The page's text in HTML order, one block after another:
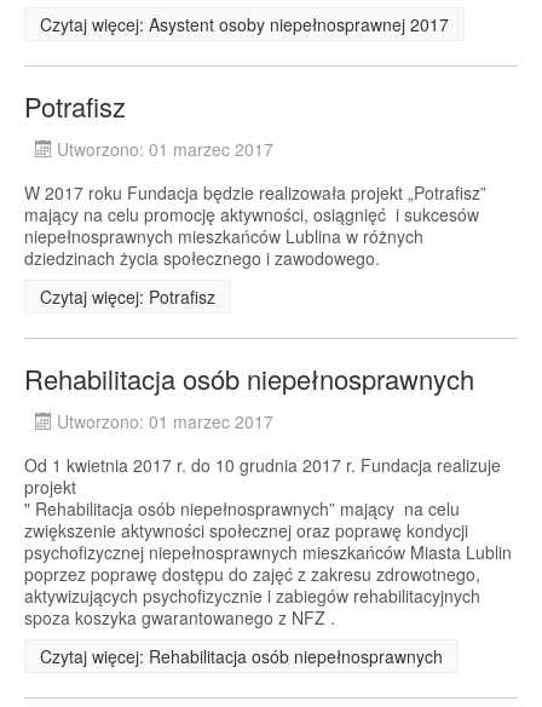
Czytaj więcej: Asystent osoby niepełnosprawnej 2017
Potrafisz
Utworzono: 01 marzec 2017
W 2017 roku Fundacja będzie realizowała projekt „Potrafisz”
mający na celu promocję aktywności, osiągnięć i sukcesów
niepełnosprawnych mieszkańców Lublina w różnych
dziedzinach życia społecznego i zawodowego.
Czytaj więcej: Potrafisz
Rehabilitacja osób niepełnosprawnych
Utworzono: 01 marzec 2017
Od 1 kwietnia 2017 r. do 10 grudnia 2017 r. Fundacja realizuje
projekt
" Rehabilitacja osób niepełnosprawnych” mający na celu
zwiększenie aktywności społecznej oraz poprawę kondycji
psychofizycznej niepełnosprawnych mieszkańców Miasta Lublin
poprzez poprawę dostępu do zajęć z zakresu zdrowotnego,
aktywizujących psychofizycznie i zabiegów rehabilitacyjnych
spoza koszyka gwarantowanego z NFZ .
Czytaj więcej: Rehabilitacja osób niepełnosprawnych